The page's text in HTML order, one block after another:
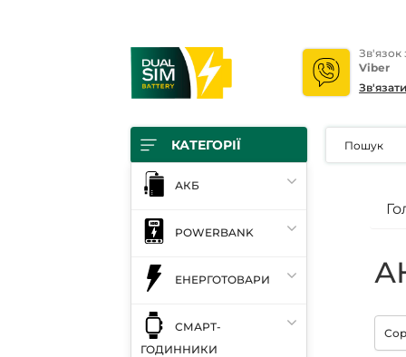
Viber
КАТЕГОРІЇ
АКБ
POWERBANK
ЕНЕРГОТОВАРИ
СМАРТ-
ГОДИННИКИ